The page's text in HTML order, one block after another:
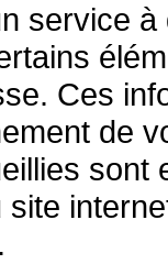
service
Ces
de